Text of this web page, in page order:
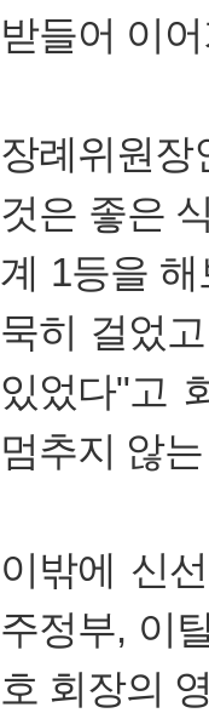
받들어 이
장례위원장
것은 좋은
계 1등을
묵히 걸었
있었다"고
멈추지 않
이밖에 신
주정부, 이
호 회장의